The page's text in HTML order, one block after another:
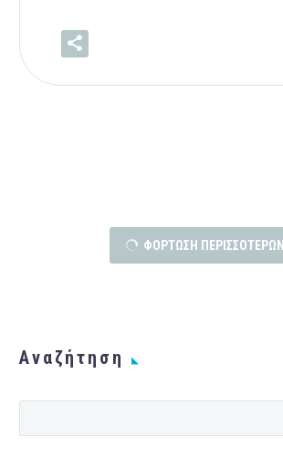
ΦΌΡΤΩΣΗ ΠΕΡΙΣΣΌΤΕΡΩΝ
Αναζήτηση